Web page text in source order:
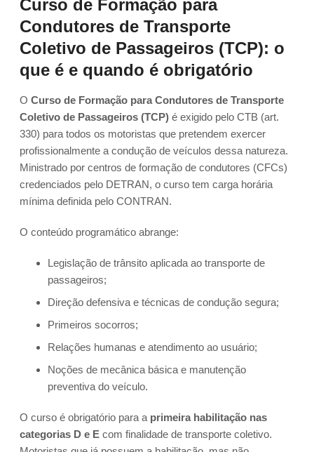
Curso de Formação para
Condutores de Transporte
Coletivo de Passageiros (TCP): o
que é e quando é obrigatório
O Curso de Formação para Condutores de Transporte
Coletivo de Passageiros (TCP) é exigido pelo CTB (art.
330) para todos os motoristas que pretendem exercer
profissionalmente a condução de veículos dessa natureza.
Ministrado por centros de formação de condutores (CFCs)
credenciados pelo DETRAN, o curso tem carga horária
mínima definida pelo CONTRAN.
O conteúdo programático abrange:
Legislação de trânsito aplicada ao transporte de
passageiros;
Direção defensiva e técnicas de condução segura;
Primeiros socorros;
Relações humanas e atendimento ao usuário;
Noções de mecânica básica e manutenção
preventiva do veículo.
O curso é obrigatório para a primeira habilitação nas
categorias D e E com finalidade de transporte coletivo.